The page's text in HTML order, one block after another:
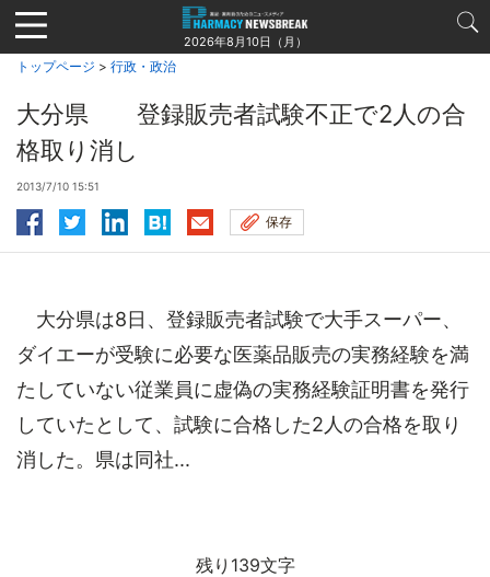
Jump
to
navigation
2026年8月10日（月）
トップページ > 行政・政治
大分県 登録販売者試験不正で2人の合
格取り消し
2013/7/10 15:51
保存
大分県は8日、登録販売者試験で大手スーパー、
ダイエーが受験に必要な医薬品販売の実務経験を満
たしていない従業員に虚偽の実務経験証明書を発行
していたとして、試験に合格した2人の合格を取り
消した。県は同社...
残り139文字